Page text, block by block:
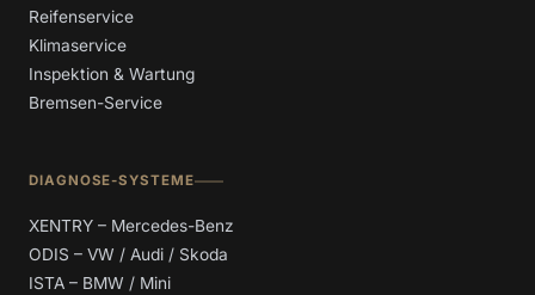
Reifenservice
Klimaservice
Inspektion & Wartung
Bremsen-Service
DIAGNOSE-SYSTEME
XENTRY – Mercedes-Benz
ODIS – VW / Audi / Skoda
ISTA – BMW / Mini